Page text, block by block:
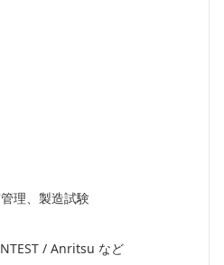
理、製造試験
/ Anritsu など